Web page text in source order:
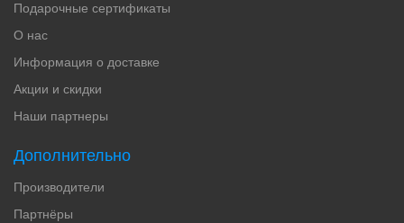
Подарочные сертификаты
О нас
Информация о доставке
Акции и скидки
Наши партнеры
Дополнительно
Производители
Партнёры